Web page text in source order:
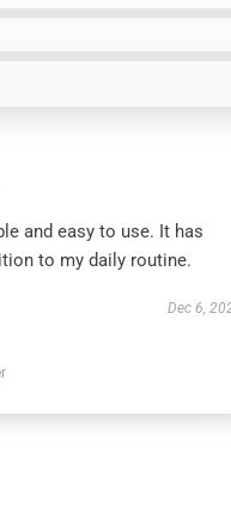
and easy to use. It has
to my daily routine.
Dec 6,